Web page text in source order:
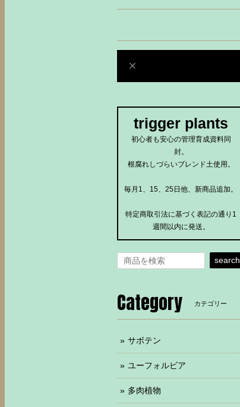
trigger plants
初心者も安心の管理育成資料同
封。
根腐れしづらいブレンド土使用。
毎月1、15、25日他、新商品追加。
特定商取引法に基づく表記の通り1
週間以内に発送。
search
Category カテゴリー
サボテン
ユーフォルビア
多肉植物